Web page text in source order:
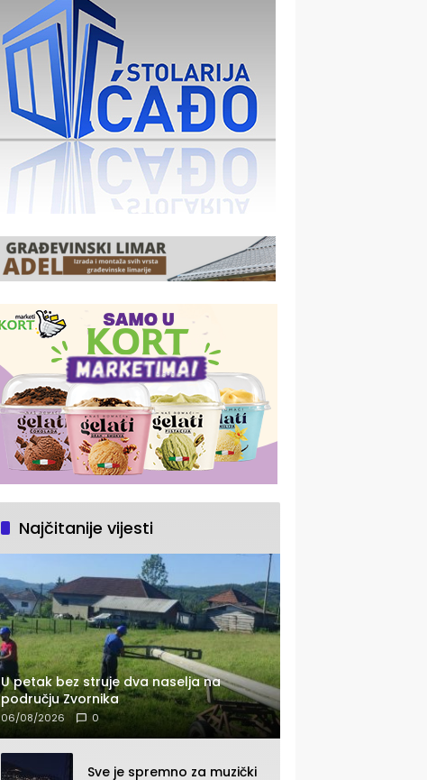
Najčitanije vijesti
U petak bez struje dva naselja na
području Zvornika
06/08/2026 0
Sve je spremno za muzički